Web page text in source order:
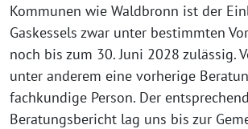
Kommunen wie Waldbronn ist der
Gaskessels zwar unter bestimmten
noch bis zum 30. Juni 2028 zulässig.
unter anderem eine vorherige
fachkundige Person. Der
Beratungsbericht lag uns bis zur